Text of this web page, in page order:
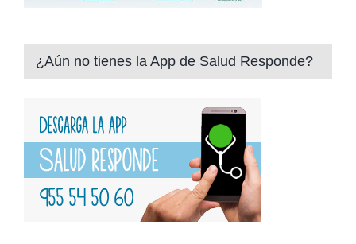
¿Aún no tienes la App de Salud Responde?